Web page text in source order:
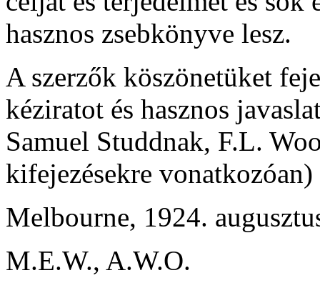
hasznos zsebkönyve lesz.
A szerzők köszönetüket
kéziratot és hasznos
Samuel Studdnak, F.L.
kifejezésekre
Melbourne, 1924.
M.E.W., A.W.O.